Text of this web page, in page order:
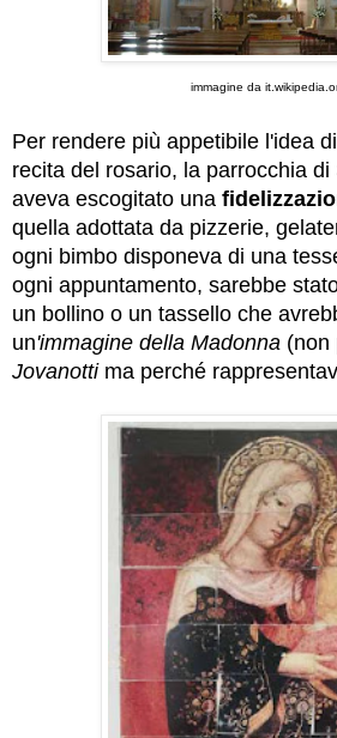
immagine da
Per rendere più appetibile l'idea
recita del rosario, la parrocchia
aveva escogitato una
quella adottata da pizzerie,
ogni bimbo disponeva di una
ogni appuntamento, sarebbe
un bollino o un tassello che
un'immagine della Madonna (non
Jovanottima perché